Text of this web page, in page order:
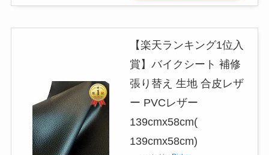
【楽天ランキング1位入
賞】バイクシート 補修
張り替え 生地 合皮レザ
ー PVCレザー
139cmx58cm(
139cmx58cm)